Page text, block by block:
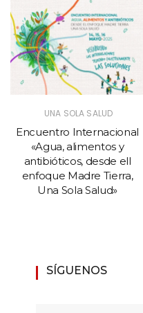
UNA SOLA SALUD
Encuentro Internacional
«Agua, alimentos y
antibióticos, desde ell
enfoque Madre Tierra,
Una Sola Salud»
SÍGUENOS